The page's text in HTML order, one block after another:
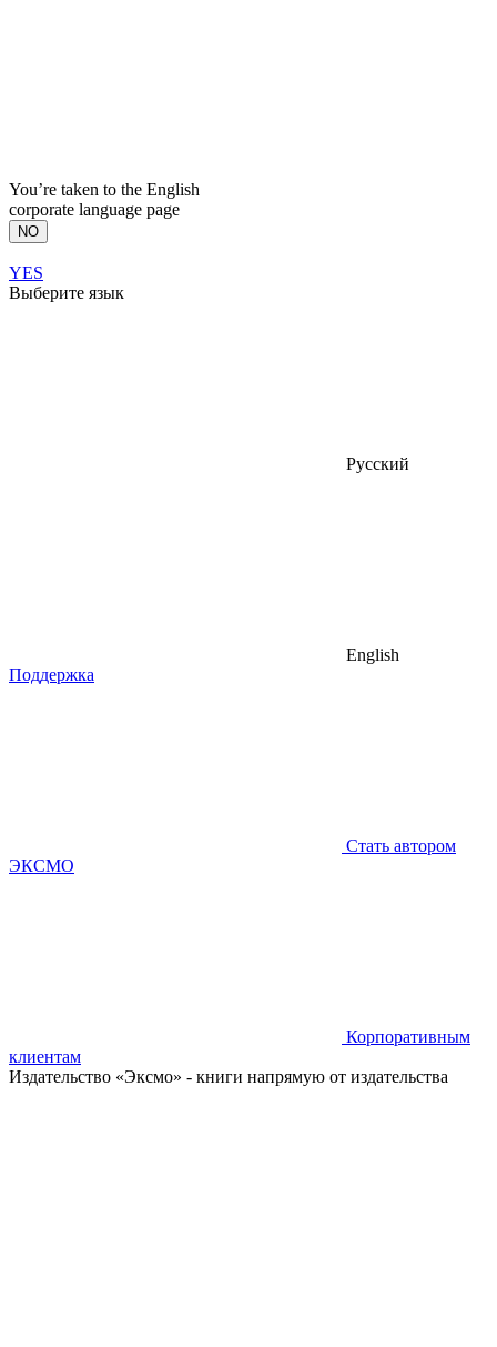
You’re taken to the English
corporate language page
NO
YES
Выберите язык
Русский
English
Поддержка
Стать автором
ЭКСМО
Корпоративным
клиентам
Издательство «Эксмо» - книги напрямую от издательства